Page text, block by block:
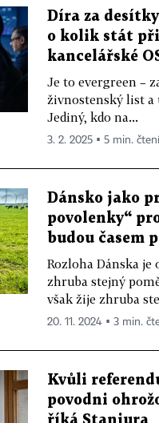
Díra za
o kolik stát
kancelářské
Je to evergreen –
živnostenský list a
Jediný, kdo na...
3. 2. 2025 ▪ 5 min. čtení
Dánsko jako
povolenky“
budou časem
Rozloha Dánska je
zhruba stejný
však žije zhruba
20. 11. 2024 ▪ 3 min.
Kvůli
povodni
říká Stanjura